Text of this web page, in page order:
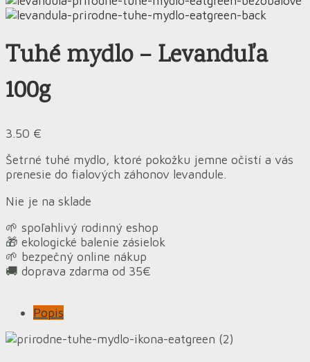
Tuhé mydlo – Levanduľa
100g
3.50 €
Šetrné tuhé mydlo, ktoré pokožku jemne očistí a vás
prenesie do fialových záhonov levandule.
Nie je na sklade
🌱 spoľahlivý rodinný eshop
🎁 ekologické balenie zásielok
🌱 bezpečný online nákup
🚚 doprava zdarma od 35€
Popis